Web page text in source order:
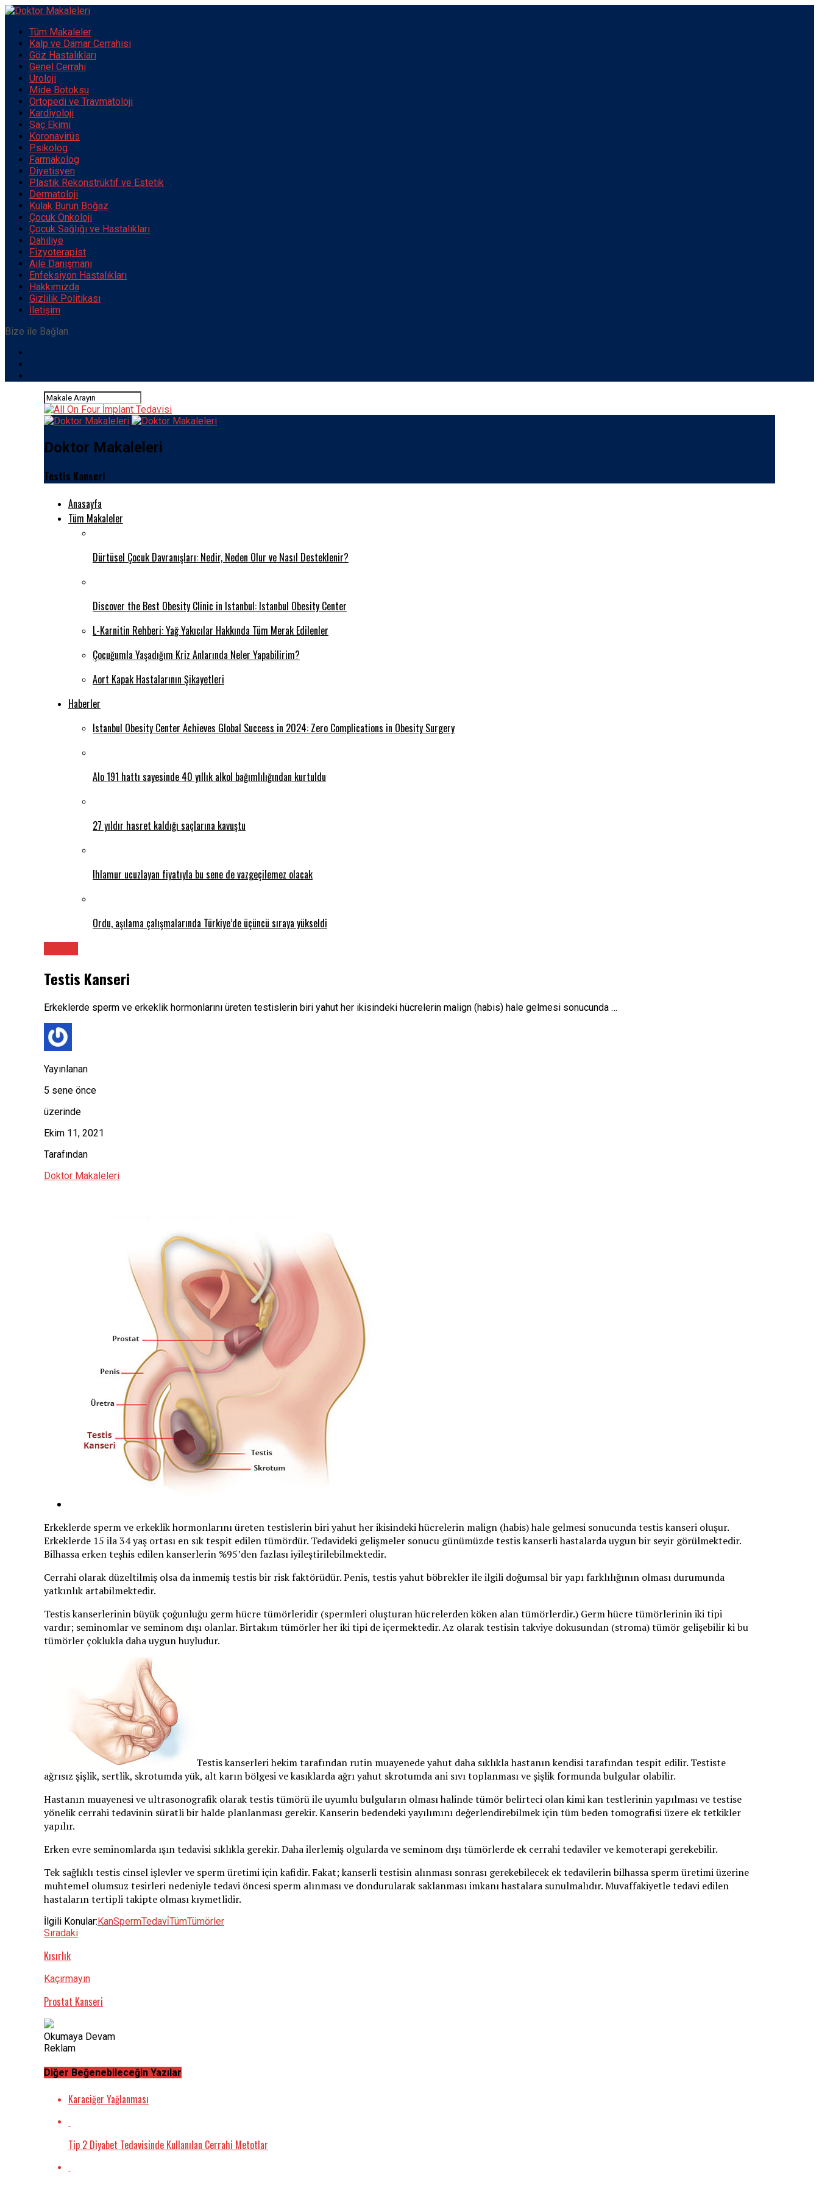
Tüm Makaleler
Kalp ve Damar Cerrahisi
Göz Hastalıkları
Genel Cerrahi
Üroloji
Mide Botoksu
Ortopedi ve Travmatoloji
Kardiyoloji
Saç Ekimi
Koronavirüs
Psikolog
Farmakolog
Diyetisyen
Plastik Rekonstrüktif ve Estetik
Dermatoloji
Kulak Burun Boğaz
Çocuk Onkoloji
Çocuk Sağlığı ve Hastalıkları
Dahiliye
Fizyoterapist
Aile Danışmanı
Enfeksiyon Hastalıkları
Hakkımızda
Gizlilik Politikası
İletişim
Bize ile Bağlan
Doktor Makaleleri
Testis Kanseri
Anasayfa
Tüm Makaleler
Dürtüsel Çocuk Davranışları: Nedir, Neden Olur ve Nasıl Desteklenir?
Discover the Best Obesity Clinic in Istanbul: Istanbul Obesity Center
L-Karnitin Rehberi: Yağ Yakıcılar Hakkında Tüm Merak Edilenler
Çocuğumla Yaşadığım Kriz Anlarında Neler Yapabilirim?
Aort Kapak Hastalarının Şikayetleri
Haberler
Istanbul Obesity Center Achieves Global Success in 2024: Zero Complications in Obesity Surgery
Alo 191 hattı sayesinde 40 yıllık alkol bağımlılığından kurtuldu
27 yıldır hasret kaldığı saçlarına kavuştu
Ihlamur ucuzlayan fiyatıyla bu sene de vazgeçilemez olacak
Ordu, aşılama çalışmalarında Türkiye’de üçüncü sıraya yükseldi
Testis Kanseri
Erkeklerde sperm ve erkeklik hormonlarını üreten testislerin biri yahut her ikisindeki hücrelerin malign (habis) hale gelmesi sonucunda …
Yayınlanan
5 sene önce
üzerinde
Ekim 11, 2021
Tarafından
Doktor Makaleleri
Erkeklerde sperm ve erkeklik hormonlarını üreten testislerin biri yahut her ikisindeki hücrelerin malign (habis) hale gelmesi sonucunda testis kanseri oluşur.
Erkeklerde 15 ila 34 yaş ortası en sık tespit edilen tümördür. Tedavideki gelişmeler sonucu günümüzde testis kanserli hastalarda uygun bir seyir görülmektedir.
Bilhassa erken teşhis edilen kanserlerin %95’den fazlası iyileştirilebilmektedir.
Cerrahi olarak düzeltilmiş olsa da inmemiş testis bir risk faktörüdür. Penis, testis yahut böbrekler ile ilgili doğumsal bir yapı farklılığının olması durumunda
yatkınlık artabilmektedir.
Testis kanserlerinin büyük çoğunluğu germ hücre tümörleridir (spermleri oluşturan hücrelerden köken alan tümörlerdir.) Germ hücre tümörlerinin iki tipi
vardır; seminomlar ve seminom dışı olanlar. Birtakım tümörler her iki tipi de içermektedir. Az olarak testisin takviye dokusundan (stroma) tümör gelişebilir ki bu
tümörler çoklukla daha uygun huyludur.
Testis kanserleri hekim tarafından rutin muayenede yahut daha sıklıkla hastanın kendisi tarafından tespit edilir. Testiste
ağrısız şişlik, sertlik, skrotumda yük, alt karın bölgesi ve kasıklarda ağrı yahut skrotumda ani sıvı toplanması ve şişlik formunda bulgular olabilir.
Hastanın muayenesi ve ultrasonografik olarak testis tümörü ile uyumlu bulguların olması halinde tümör belirteci olan kimi kan testlerinin yapılması ve testise
yönelik cerrahi tedavinin süratli bir halde planlanması gerekir. Kanserin bedendeki yayılımını değerlendirebilmek için tüm beden tomografisi üzere ek tetkikler
yapılır.
Erken evre seminomlarda ışın tedavisi sıklıkla gerekir. Daha ilerlemiş olgularda ve seminom dışı tümörlerde ek cerrahi tedaviler ve kemoterapi gerekebilir.
Tek sağlıklı testis cinsel işlevler ve sperm üretimi için kafidir. Fakat; kanserli testisin alınması sonrası gerekebilecek ek tedavilerin bilhassa sperm üretimi üzerine
muhtemel olumsuz tesirleri nedeniyle tedavi öncesi sperm alınması ve dondurularak saklanması imkanı hastalara sunulmalıdır. Muvaffakiyetle tedavi edilen
hastaların tertipli takipte olması kıymetlidir.
İlgili Konular:KanSpermTedavi̇TümTümörler
Sıradaki
Kısırlık
Kaçırmayın
Prostat Kanseri
Okumaya Devam
Reklam
Diğer Beğenebileceğin Yazılar
Karaciğer Yağlanması
Tip 2 Diyabet Tedavisinde Kullanılan Cerrahi Metotlar